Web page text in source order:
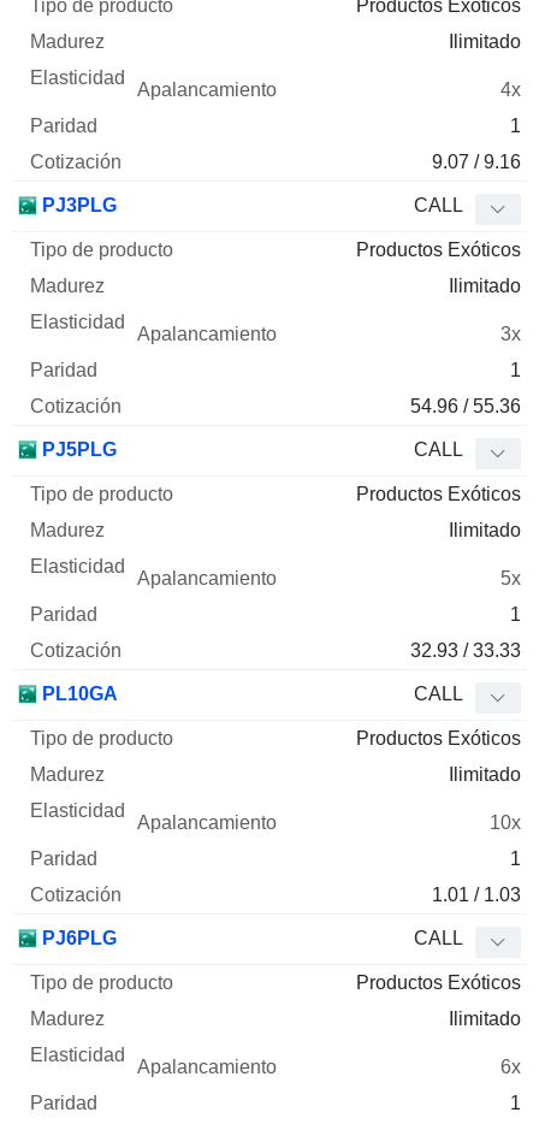
Productos Exóticos
Ilimitado
4x
1
9.07 / 9.16
PJ3PLG CALL
Productos Exóticos
Ilimitado
3x
1
54.96 / 55.36
PJ5PLG CALL
Productos Exóticos
Ilimitado
5x
1
32.93 / 33.33
PL10GA CALL
Productos Exóticos
Ilimitado
10x
1
1.01 / 1.03
PJ6PLG CALL
Productos Exóticos
Ilimitado
6x
1